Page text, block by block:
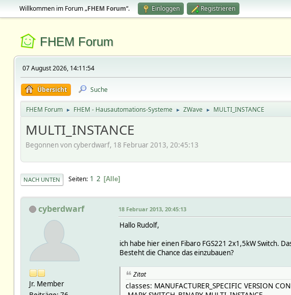
Willkommen im Forum „FHEM Forum“. Einloggen Registrieren
FHEM Forum
07 August 2026, 14:11:54
Übersicht Suche
FHEM Forum ► FHEM - Hausautomations-Systeme ► ZWave ► MULTI_INSTANCE
MULTI_INSTANCE
Begonnen von cyberdwarf, 18 Februar 2013, 20:45:13
NACH UNTEN Seiten 1 2 Alle
cyberdwarf
Jr. Member
18 Februar 2013, 20:45:13
Hallo Rudolf,
ich habe hier einen Fibaro FGS221 2x1,5kW Switch.
Besteht die Chance das einzubauen?
Zitat
classes: MANUFACTURER_SPECIFIC VERSION